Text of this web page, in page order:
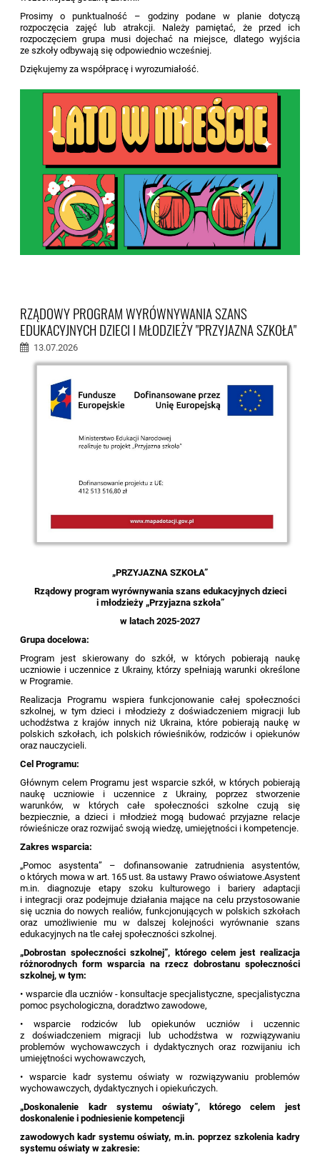
Prosimy o punktualność – godziny podane w planie dotyczą
rozpoczęcia zajęć lub atrakcji. Należy pamiętać, że przed ich
rozpoczęciem grupa musi dojechać na miejsce, dlatego wyjścia
ze szkoły odbywają się odpowiednio wcześniej.
Dziękujemy za współpracę i wyrozumiałość.
RZĄDOWY PROGRAM WYRÓWNYWANIA SZANS
EDUKACYJNYCH DZIECI I MŁODZIEŻY "PRZYJAZNA SZKOŁA"
13.07.2026
„PRZYJAZNA SZKOŁA”
Rządowy program wyrównywania szans edukacyjnych dzieci
i młodzieży „Przyjazna szkoła”
w latach 2025-2027
Grupa docelowa:
Program jest skierowany do szkół, w których pobierają naukę
uczniowie i uczennice z Ukrainy, którzy spełniają warunki określone
w Programie.
Realizacja Programu wspiera funkcjonowanie całej społeczności
szkolnej, w tym dzieci i młodzieży z doświadczeniem migracji lub
uchodźstwa z krajów innych niż Ukraina, które pobierają naukę w
polskich szkołach, ich polskich rówieśników, rodziców i opiekunów
oraz nauczycieli.
Cel Programu:
Głównym celem Programu jest wsparcie szkół, w których pobierają
naukę uczniowie i uczennice z Ukrainy, poprzez stworzenie
warunków, w których całe społeczności szkolne czują się
bezpiecznie, a dzieci i młodzież mogą budować przyjazne relacje
rówieśnicze oraz rozwijać swoją wiedzę, umiejętności i kompetencje.
Zakres wsparcia:
„Pomoc asystenta” – dofinansowanie zatrudnienia asystentów,
o których mowa w art. 165 ust. 8a ustawy Prawo oświatowe.Asystent
m.in. diagnozuje etapy szoku kulturowego i bariery adaptacji
i integracji oraz podejmuje działania mające na celu przystosowanie
się ucznia do nowych realiów, funkcjonujących w polskich szkołach
oraz umożliwienie mu w dalszej kolejności wyrównanie szans
edukacyjnych na tle całej społeczności szkolnej.
„Dobrostan społeczności szkolnej”, którego celem jest realizacja
różnorodnych form wsparcia na rzecz dobrostanu społeczności
szkolnej, w tym:
• wsparcie dla uczniów - konsultacje specjalistyczne, specjalistyczna
pomoc psychologiczna, doradztwo zawodowe,
• wsparcie rodziców lub opiekunów uczniów i uczennic
z doświadczeniem migracji lub uchodźstwa w rozwiązywaniu
problemów wychowawczych i dydaktycznych oraz rozwijaniu ich
umiejętności wychowawczych,
• wsparcie kadr systemu oświaty w rozwiązywaniu problemów
wychowawczych, dydaktycznych i opiekuńczych.
„Doskonalenie kadr systemu oświaty”, którego celem jest
doskonalenie i podniesienie kompetencji
zawodowych kadr systemu oświaty, m.in. poprzez szkolenia kadry
systemu oświaty w zakresie: